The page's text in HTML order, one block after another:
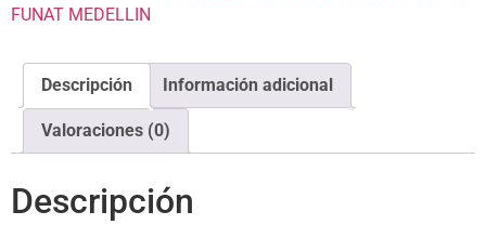
FUNAT MEDELLIN
Descripción Información adicional
Valoraciones (0)
Descripción